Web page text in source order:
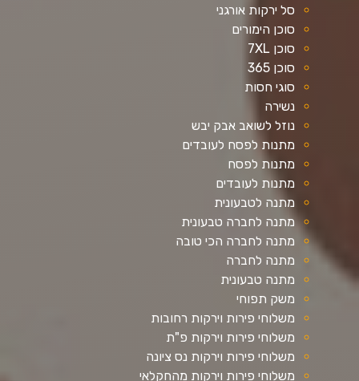
סל ירקות אורגני
סוכן הימורים
סוכן 7XL
סוכן 365
סוגי חסות
נשירה
נוזל לשואב אבק יבש
מתנות לפסח לעובדים
מתנות לפסח
מתנות לעובדים
מתנה לטבעונית
מתנה לחברה טבעונית
מתנה לחברה הכי טובה
מתנה לחברה
מתנה טבעונית
משק תפוחי
משלוחי פירות וירקות רחובות
משלוחי פירות וירקות פ"ת
משלוחי פירות וירקות נס ציונה
משלוחי פירות וירקות מהחקלאי